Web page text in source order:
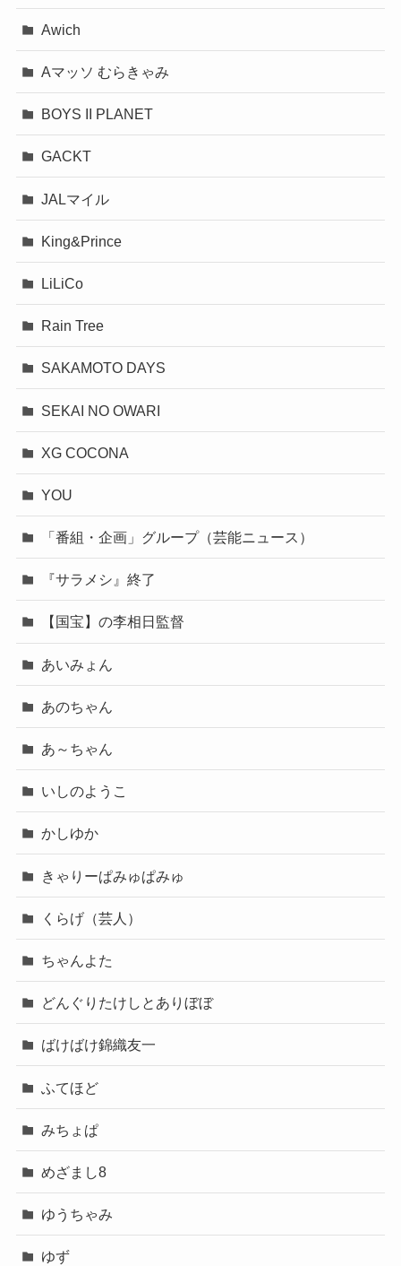
Awich
Aマッソ むらきゃみ
BOYS II PLANET
GACKT
JALマイル
King&Prince
LiLiCo
Rain Tree
SAKAMOTO DAYS
SEKAI NO OWARI
XG COCONA
YOU
「番組・企画」グループ（芸能ニュース）
『サラメシ』終了
【国宝】の李相日監督
あいみょん
あのちゃん
あ～ちゃん
いしのようこ
かしゆか
きゃりーぱみゅぱみゅ
くらげ（芸人）
ちゃんよた
どんぐりたけしとありぼぼ
ばけばけ錦織友一
ふてほど
みちょぱ
めざまし8
ゆうちゃみ
ゆず